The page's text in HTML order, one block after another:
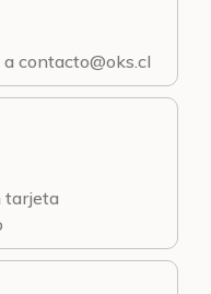
contacto@oks.cl
tarjeta